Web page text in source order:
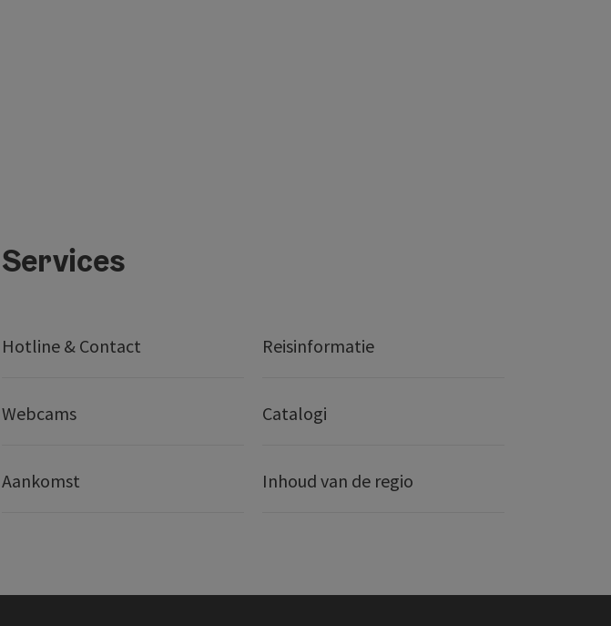
Services
Hotline & Contact Reisinformatie
Webcams Catalogi
Aankomst Inhoud van de regio